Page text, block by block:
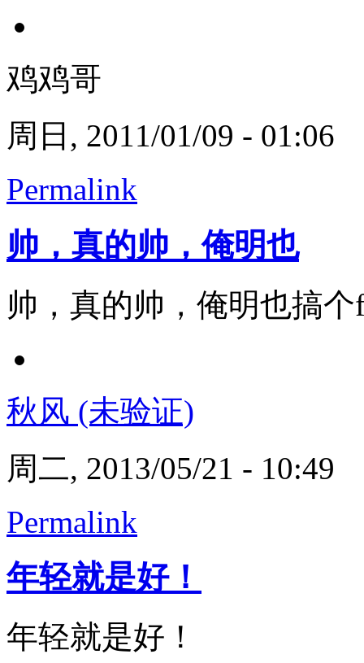
鸡鸡哥
周日, 2011/01/09 - 01:06
Permalink
帅，真的帅，俺明也
帅，真的帅，俺明也搞个
秋风 (未验证)
周二, 2013/05/21 - 10:49
Permalink
年轻就是好！
年轻就是好！